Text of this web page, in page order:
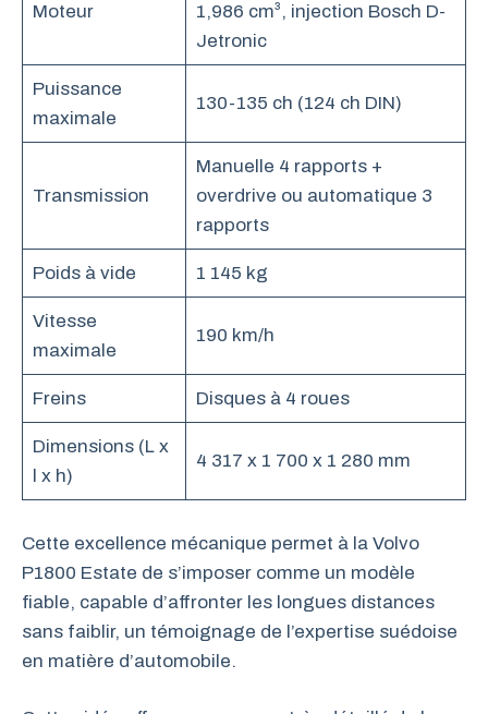
Moteur
1,986 cm³, injection Bosch D-
Jetronic
Puissance
maximale
130-135 ch (124 ch DIN)
Transmission
Manuelle 4 rapports +
overdrive ou automatique 3
rapports
Poids à vide 1 145 kg
Vitesse
maximale
190 km/h
Freins Disques à 4 roues
Dimensions (L x
l x h)
4 317 x 1 700 x 1 280 mm
Cette excellence mécanique permet à la Volvo
P1800 Estate de s’imposer comme un modèle
fiable, capable d’affronter les longues distances
sans faiblir, un témoignage de l’expertise suédoise
en matière d’automobile.